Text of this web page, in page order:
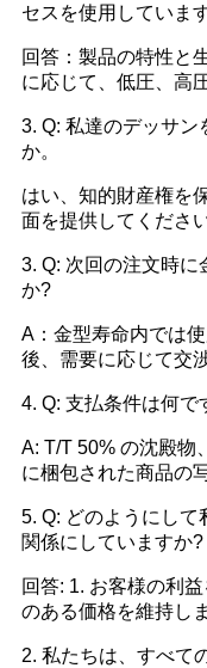
セスを使用していま
回答：製品の特性と
に応じて、低圧、高
3. Q: 私達のデッサ
か。
はい、知的財産権を
面を提供してください
3. Q: 次回の注文時
か?
A：金型寿命内では
後、需要に応じて交
4. Q: 支払条件は何で
A: T/T 50% の沈殿物
に梱包された商品の
5. Q: どのようにし
関係にしていますか?
回答: 1. お客様の利
のある価格を維持し
2. 私たちは、すべて